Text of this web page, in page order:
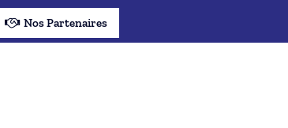
Nos Partenaires